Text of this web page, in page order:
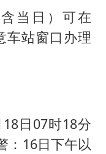
当日）可在
车站窗口办理
日07时18分
：16日下午以